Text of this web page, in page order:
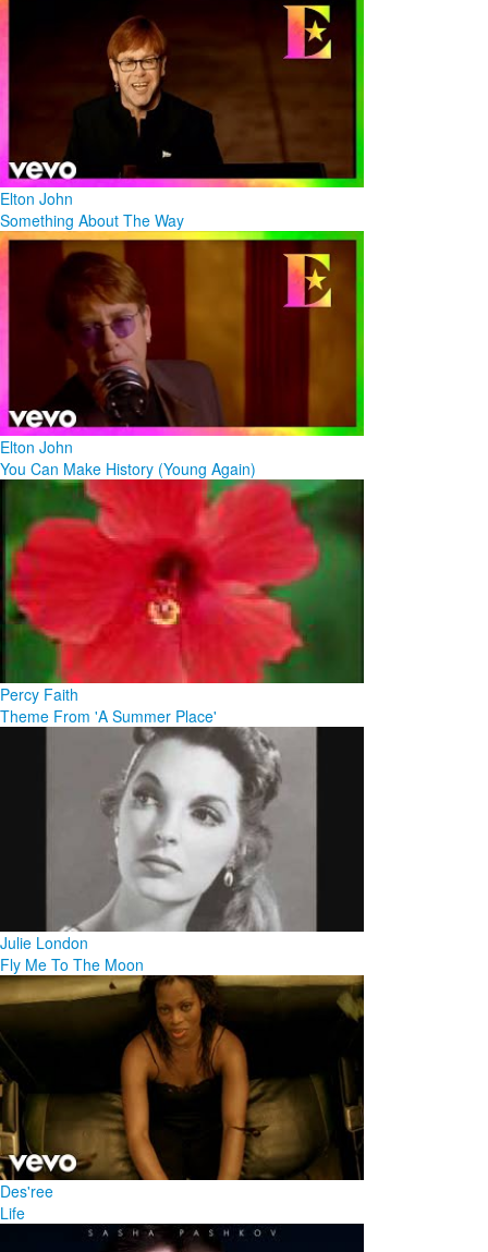
Elton John
Something About The Way
Elton John
You Can Make History (Young Again)
Percy Faith
Theme From 'A Summer Place'
Julie London
Fly Me To The Moon
Des'ree
Life